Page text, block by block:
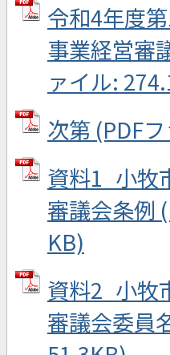
令和4年度
事業経営審
ァイル:
次第 (PDF
資料1_小牧
審議会条例
KB)
資料2_小牧
審議会委員